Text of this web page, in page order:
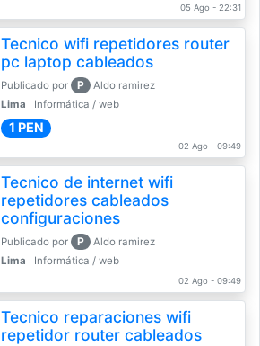
05 Ago - 22:31
Tecnico wifi repetidores router
pc laptop cableados
Publicado por P
Aldo ramirez
Lima
Informática / web
1 PEN
02 Ago - 09:49
Tecnico de internet wifi
repetidores cableados
configuraciones
Publicado por P
Aldo ramirez
Lima
Informática / web
02 Ago - 09:49
Tecnico reparaciones wifi
repetidor router cableados